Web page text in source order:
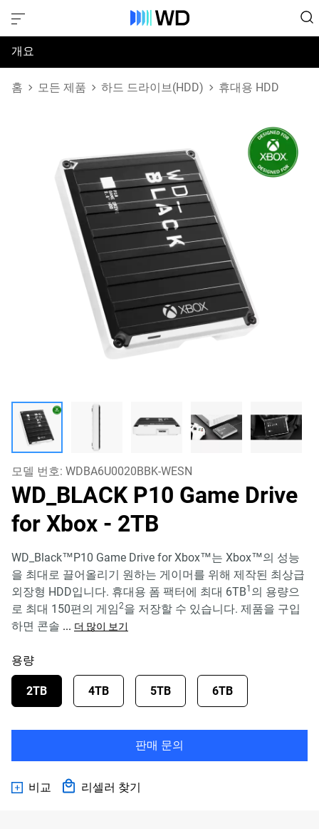
개요
사양
홈 모든 제품 하드 드라이브(HDD) 휴대용 HDD
모델 번호: WDBA6U0020BBK-WESN
WD_BLACK P10 Game Drive
for Xbox - 2TB
WD_Black™P10 Game Drive for Xbox™는 Xbox™의 성능
을 최대로 끌어올리기 원하는 게이머를 위해 제작된 최상급
외장형 HDD입니다. 휴대용 폼 팩터에 최대 6TB1 의 용량으
로 최대 150편의 게임2을 저장할 수 있습니다. 제품을 구입
하면 콘솔 ... 더 많이 보기
용량
2TB 4TB 5TB 6TB
판매 문의
비교 리셀러 찾기